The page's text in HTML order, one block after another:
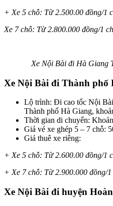
+ Xe 5 chỗ: Từ 2.500.00 đồng/1
Xe 7 chỗ: Từ 2.800.000 đồng/1
Xe Nội Bài đi Hà Giang
Xe Nội Bài đi Thành phố
Lộ trình: Đi cao tốc Nội
Thành phố Hà Giang,
Thời gian di chuyển:
Giá vé xe ghép 5 – 7 chỗ:
Giá thuê xe riêng:
+ Xe 5 chỗ: Từ 2.600.00 đồng/1
+ Xe 7 chỗ: Từ 2.900.000 đồng/
Xe Nội Bài đi huyện